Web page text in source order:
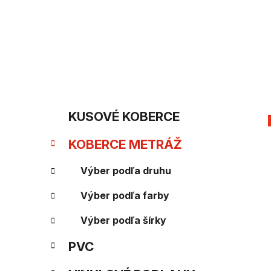
o
ý
p
a
kategórie
t
e
g
i
KUSOVÉ KOBERCE
KOBERCE METRÁŽ
Výber podľa druhu
Výber podľa farby
Výber podľa šírky
PVC